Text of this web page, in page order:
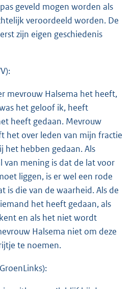
geveld mogen worden als
veroordeeld worden. De
zijn eigen geschiedenis
mevrouw Halsema het heeft,
het geloof ik, heeft
heeft gedaan. Mevrouw
het over leden van mijn fractie
het hebben gedaan. Als
van mening is dat de lat voor
liggen, is er wel een rode
is die van de waarheid. Als de
het heeft gedaan, als
en als het niet wordt
Halsema niet om deze
te noemen.